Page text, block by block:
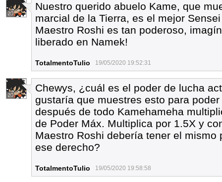
20
Nuestro querido abuelo Kame, que
marcial de la Tierra, es el mejor
Maestro Roshi es tan poderoso,
liberado en Namek!
TotalmentoTulio 19/05/2020 19:52:31
20
Chewys, ¿cuál es el poder de lucha
gustaría que muestres esto para
después de todo Kamehameha
de Poder Máx. Multiplica por 1.5X y
Maestro Roshi debería tener el
ese derecho?
TotalmentoTulio 19/05/2020 19:58:58